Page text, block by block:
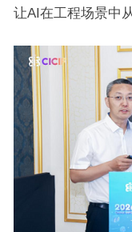
让AI在工程场景中